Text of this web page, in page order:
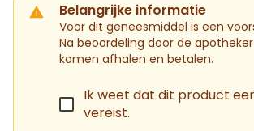
Belangrijke informatie
Voor dit geneesmiddel is een
Na beoordeling door de
komen afhalen en betalen.
Ik weet dat dit product
vereist.